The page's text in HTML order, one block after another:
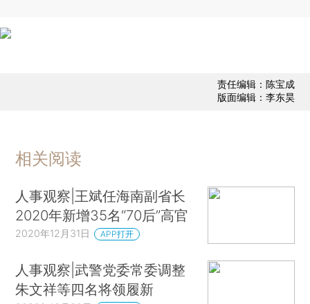
责任编辑：陈宝成
版面编辑：李东昊
相关阅读
人事观察|王斌任海南副省长
2020年新增35名“70后”高官
2020年12月31日 APP打开
人事观察|武警党委常委调整
朱文祥等四名将领履新